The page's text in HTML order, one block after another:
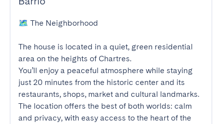
🗺️ The Neighborhood
The house is located in a quiet, green residential
area on the heights of Chartres.
You’ll enjoy a peaceful atmosphere while staying
just 20 minutes from the historic center and its
restaurants, shops, market and cultural landmarks.
The location offers the best of both worlds: calm
and privacy, with easy access to the heart of the